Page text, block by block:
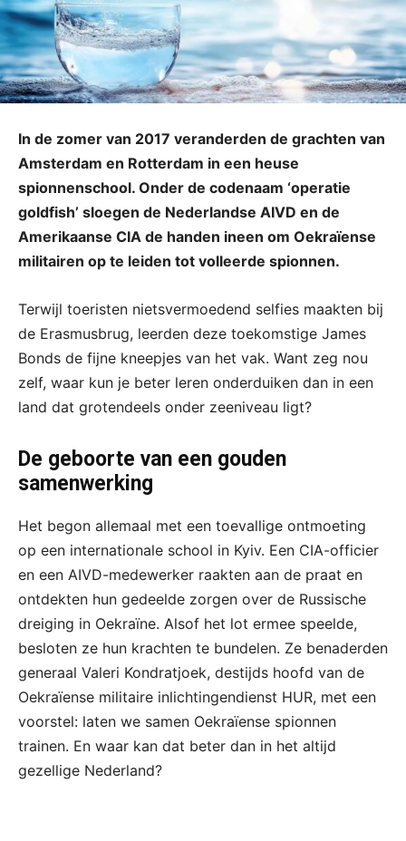
In de zomer van 2017 veranderden de grachten van
Amsterdam en Rotterdam in een heuse
spionnenschool. Onder de codenaam ‘operatie
goldfish’ sloegen de Nederlandse AIVD en de
Amerikaanse CIA de handen ineen om Oekraïense
militairen op te leiden tot volleerde spionnen.
Terwijl toeristen nietsvermoedend selfies maakten bij
de Erasmusbrug, leerden deze toekomstige James
Bonds de fijne kneepjes van het vak. Want zeg nou
zelf, waar kun je beter leren onderduiken dan in een
land dat grotendeels onder zeeniveau ligt?
De geboorte van een gouden
samenwerking
Het begon allemaal met een toevallige ontmoeting
op een internationale school in Kyiv. Een CIA-officier
en een AIVD-medewerker raakten aan de praat en
ontdekten hun gedeelde zorgen over de Russische
dreiging in Oekraïne. Alsof het lot ermee speelde,
besloten ze hun krachten te bundelen. Ze benaderden
generaal Valeri Kondratjoek, destijds hoofd van de
Oekraïense militaire inlichtingendienst HUR, met een
voorstel: laten we samen Oekraïense spionnen
trainen. En waar kan dat beter dan in het altijd
gezellige Nederland?